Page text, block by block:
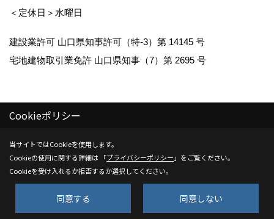
＜定休日＞水曜日
建設業許可 山口県知事許可（特-3）第 14145 号
宅地建物取引業免許 山口県知事（7）第 2695 号
Copyright (c) Kenwa Jutaku. All Rights Reserved.
Produced byゴデスクリエイト
Cookieポリシー
当サイトではCookieを使用します。
Cookieの使用に関する詳細は 「プライバシーポリシー 」をご覧ください。
Cookieを受け入れるか拒否するか選択してください。
同意する 同意しない